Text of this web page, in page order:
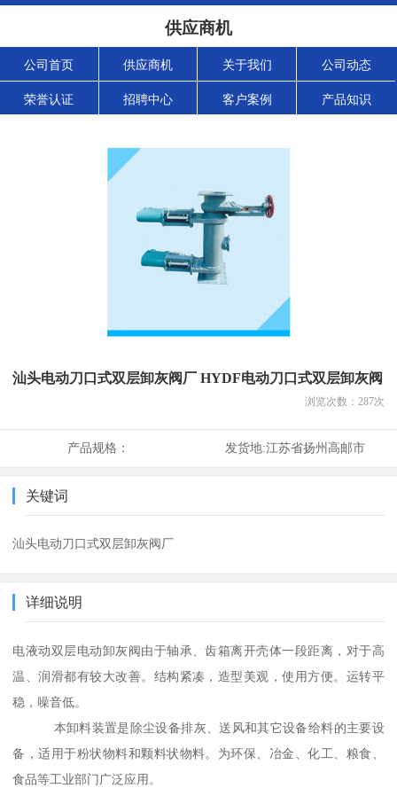
供应商机
公司首页 供应商机 关于我们 公司动态
荣誉认证 招聘中心 客户案例 产品知识
汕头电动刀口式双层卸灰阀厂 HYDF电动刀口式双层卸灰阀
浏览次数： 287次
产品规格： 发货地:江苏省扬州高邮市
关键词
汕头电动刀口式双层卸灰阀厂
详细说明
电液动双层电动卸灰阀由于轴承、齿箱离开壳体一段距离，对于高
温、润滑都有较大改善。结构紧凑，造型美观，使用方便。运转平
稳，噪音低。
本卸料装置是除尘设备排灰、送风和其它设备给料的主要设
备，适用于粉状物料和颗料状物料。为环保、冶金、化工、粮食、
食品等工业部门广泛应用。